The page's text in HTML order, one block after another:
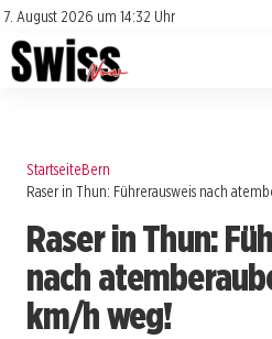
7. August 2026 um 14:32 Uhr
Impressum
Datenschutz
Jobs
Events
StartseiteBern
Raser in Thun: Führerausweis nach
Raser in Thun:
nach
km/h weg!